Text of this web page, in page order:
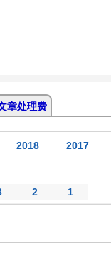
章处理费
2018 2017
2 1